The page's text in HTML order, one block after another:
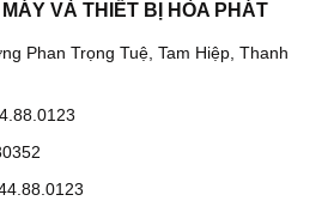
VÀ THIẾT BỊ HÒA PHÁT
Phan Trọng Tuệ, Tam Hiệp, Thanh